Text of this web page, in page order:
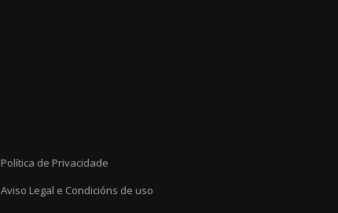
Política de Privacidade
Aviso Legal e Condicións de uso